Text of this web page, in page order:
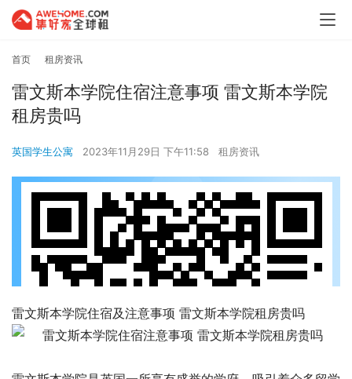
首页 租房资讯
雷文斯本学院住宿注意事项 雷文斯本学院
租房贵吗
英国学生公寓 2023年11月29日 下午11:58 租房资讯
雷文斯本学院住宿及注意事项 雷文斯本学院租房贵吗